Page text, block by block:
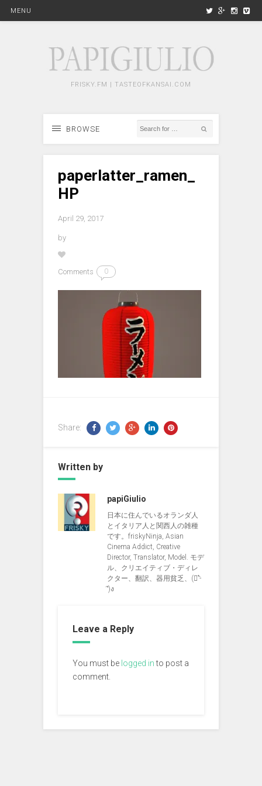
MENU
FRISKY.FM | TASTEOFKANSAI.COM
BROWSE
paperlatter_ramen_
HP
April 29, 2017
by
Comments 0
Share:
Written by
papiGiulio
日本に住んでいるオランダ人
とイタリア人と関西人の雑種
です。friskyNinja, Asian
Cinema Addict, Creative
Director, Translator, Model. モデ
ル、クリエイティブ・ディレ
クター、翻訳、器用貧乏、(ง︡'-
'︠)ง
Leave a Reply
You must be logged into post a
comment.